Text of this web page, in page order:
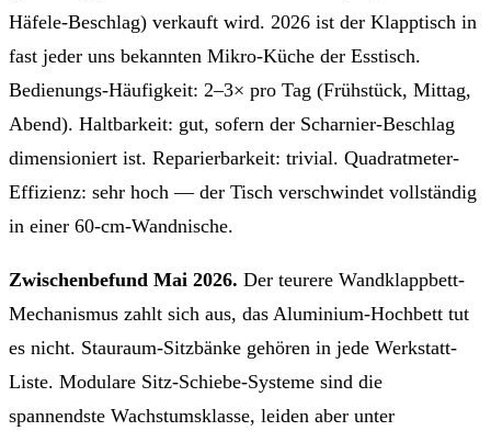
Häfele-Beschlag) verkauft wird. 2026 ist der Klapptisch in
fast jeder uns bekannten Mikro-Küche der Esstisch.
Bedienungs-Häufigkeit: 2–3× pro Tag (Frühstück, Mittag,
Abend). Haltbarkeit: gut, sofern der Scharnier-Beschlag
dimensioniert ist. Reparierbarkeit: trivial. Quadratmeter-
Effizienz: sehr hoch — der Tisch verschwindet vollständig
in einer 60-cm-Wandnische.
Zwischenbefund Mai 2026. Der teurere Wandklappbett-
Mechanismus zahlt sich aus, das Aluminium-Hochbett tut
es nicht. Stauraum-Sitzbänke gehören in jede Werkstatt-
Liste. Modulare Sitz-Schiebe-Systeme sind die
spannendste Wachstumsklasse, leiden aber unter